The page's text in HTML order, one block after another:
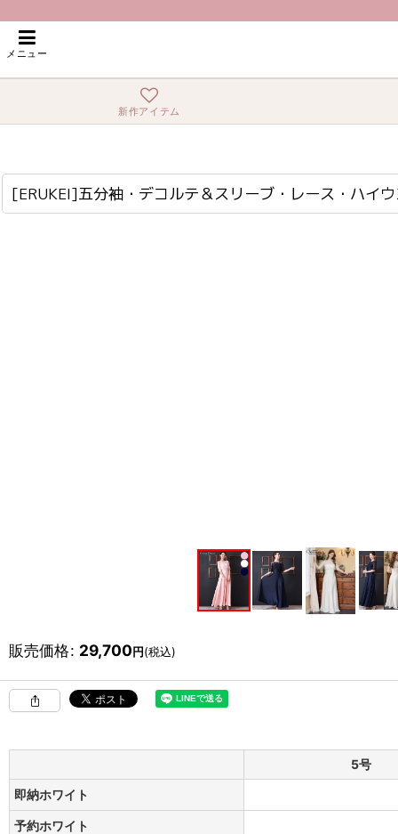
メニュー
新作アイテム
ホーム > ロング・マキシ > [ERUKEI]五分袖・デコルテ＆スリーブ・レース・ハ
[ERUKEI]五分袖・デコルテ＆スリーブ・レース・ハイ
販売価格: 29,700円(税込)
5号
即納ホワイト
予約ホワイト